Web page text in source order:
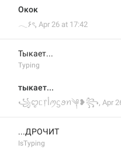
Окок
𓂃۶ৎ, Apr 26 at 17:42
Тыкает...
Typing
тыкает...
꧁ꨄ︎ᥴ᥅ﺃꪑᦓꪮꪀ༆❥︎꧂, Apr
...ДРОЧИТ
IsTyping